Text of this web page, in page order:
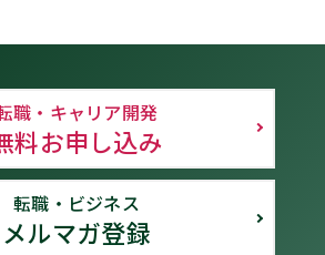
職・キャリア開発
料お申し込み
転職・ビジネス
メルマガ登録